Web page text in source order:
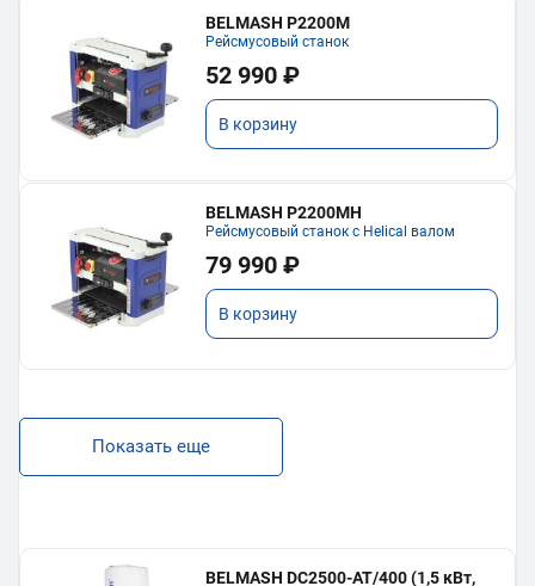
BELMASH P2200M
Рейсмусовый станок
52 990 ₽
В корзину
BELMASH P2200MH
Рейсмусовый станок с Helical валом
79 990 ₽
В корзину
Показать еще
BELMASH DC2500-AT/400 (1,5 кВт,